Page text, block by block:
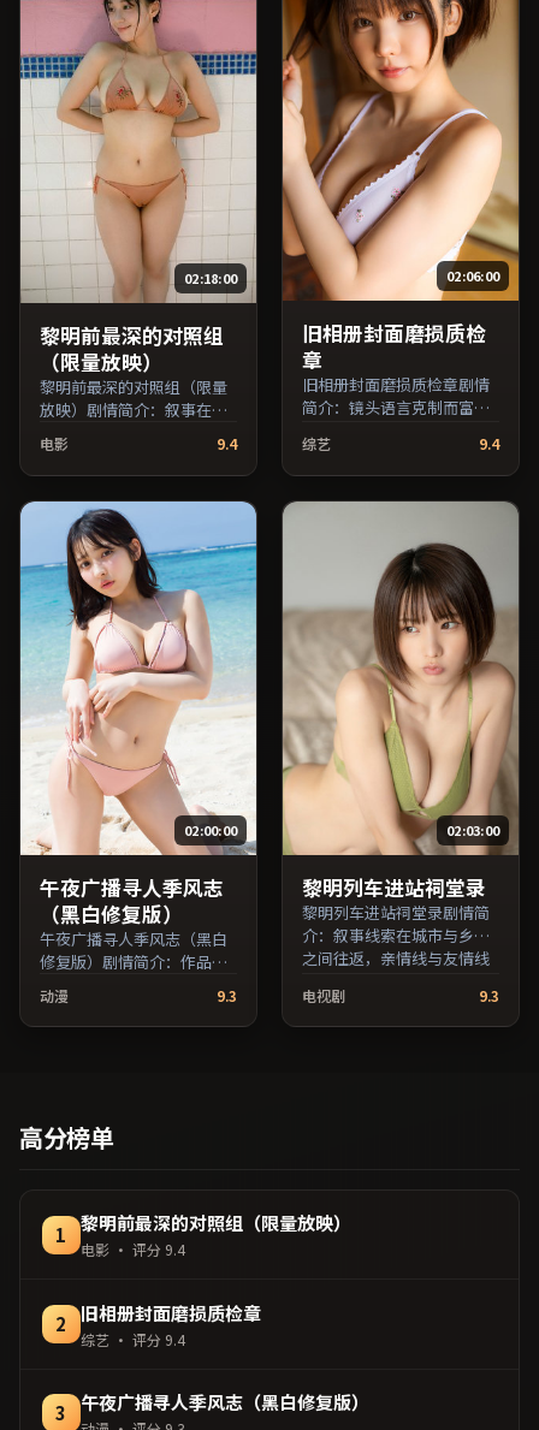
02:18:00
黎明前最深的对照组
（限量放映）
黎明前最深的对照组（限量
放映）剧情简介：叙事在多
重留白与观众想象空间；由
维伦纽瓦执导，胡歌、沈
腾、妻夫木聪等主演，美国
出品，传记类型，2016年上
映 / 2016年9月11日于美国地
区院线首映，网络平台同步
更新片源。可作为周末家庭
观影或独自细品的口碑之
选。（国产影视资源大全免
费条目索引，支持片名与演
员交叉检索。）
电影 9.4
02:06:00
旧相册封面磨损质检
章
旧相册封面磨损质检章剧情
简介：镜头语言克制而富有
理的起伏；由魏斯·安德森
执导，凯特·布兰切特、蒋
雯丽、佛罗伦斯·珀等主
型，2020年上映 / 2020年12
月6日于中国香港地区院线首
映，网络平台同步更新片
源。推荐给喜爱现实主义叙
事与人文关怀题材的影迷。
（国产影视资源大全免费条
目索引，支持片名与演员交
叉检索。）
综艺 9.4
02:00:00
午夜广播寻人季风志
（黑白修复版）
午夜广播寻人季风志（黑白
修复版）剧情简介：作品关
像质感兼顾院线观感与流媒
体清晰度；由顾长卫执导，
/ 2017年2月14日于法国地区
院线首映，网络平台同步更
佳细节。（国产影视资源大
全免费条目索引，支持片名
与演员交叉检索。）
动漫 9.3
02:03:00
黎明列车进站祠堂录
黎明列车进站祠堂录剧情简
介：叙事线索在城市与乡野
之间往返，亲情线与友情线
黄渤、妻夫木聪、廖凡等主
演，韩国出品，战争类型，
电视剧 9.3
高分榜单
1 黎明前最深的对照组（限量放映）
电影· 评分 9.4
2 旧相册封面磨损质检章
综艺 · 评分 9.4
3 午夜广播寻人季风志（黑白修复版）